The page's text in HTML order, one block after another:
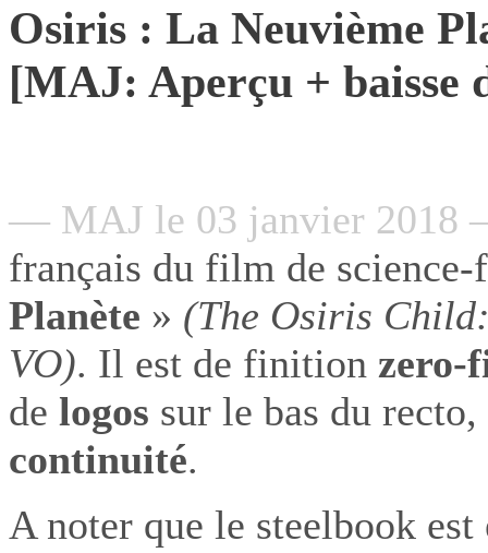
Osiris : La Neuvième
[MAJ: Aperçu + baisse
— MAJ le 03 janvier 2018
français du film de
Planète » (The Osiris
VO). Il est de finition zero-
de logos sur le bas du
continuité.
A noter que le steelbook